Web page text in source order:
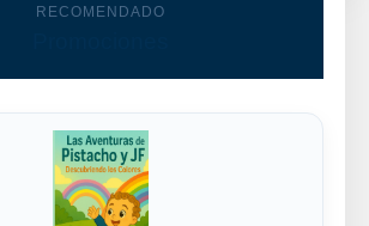
RECOMENDADO